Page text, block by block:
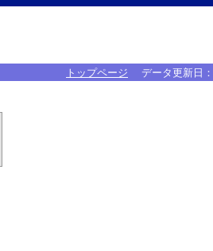
トップページ データ更新日：